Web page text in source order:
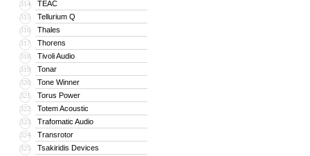
314 TEAC
315 Tellurium Q
316 Thales
317 Thorens
318 Tivoli Audio
319 Tonar
320 Tone Winner
321 Torus Power
322 Totem Acoustic
323 Trafomatic Audio
324 Transrotor
325 Tsakiridis Devices